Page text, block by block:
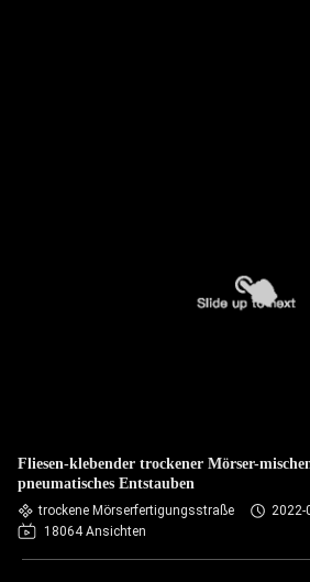
Fliesen-klebender trockener Mörser-
pneumatisches Entstauben
trockene Mörserfertigungsstraße
2022-
18064 Ansichten